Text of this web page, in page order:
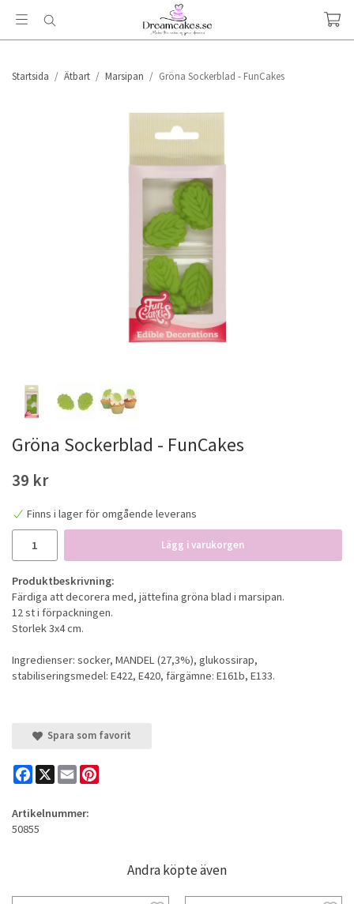
Startsida / Ätbart / Marsipan / Gröna Sockerblad - FunCakes
Gröna Sockerblad - FunCakes
39 kr
Finns i lager för omgående leverans
Lägg i varukorgen
Produktbeskrivning:
Färdiga att decorera med, jättefina gröna blad i marsipan.
12 st i förpackningen.
Storlek 3x4 cm.
Ingredienser: socker, MANDEL (27,3%), glukossirap,
stabiliseringsmedel: E422, E420, färgämne: E161b, E133.
Spara som favorit
Facebook
X Email
Artikelnummer:
50855
Andra köpte även